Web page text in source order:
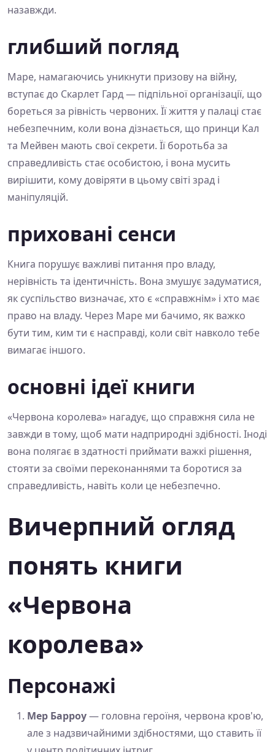
назавжди.
глибший погляд
Маре, намагаючись уникнути призову на війну,
вступає до Скарлет Гард — підпільної організації, що
бореться за рівність червоних. Її життя у палаці стає
небезпечним, коли вона дізнається, що принци Кал
та Мейвен мають свої секрети. Її боротьба за
справедливість стає особистою, і вона мусить
вирішити, кому довіряти в цьому світі зрад і
маніпуляцій.
приховані сенси
Книга порушує важливі питання про владу,
нерівність та ідентичність. Вона змушує задуматися,
як суспільство визначає, хто є «справжнім» і хто має
право на владу. Через Маре ми бачимо, як важко
бути тим, ким ти є насправді, коли світ навколо тебе
вимагає іншого.
основні ідеї книги
«Червона королева» нагадує, що справжня сила не
завжди в тому, щоб мати надприродні здібності. Іноді
вона полягає в здатності приймати важкі рішення,
стояти за своїми переконаннями та боротися за
справедливість, навіть коли це небезпечно.
Вичерпний огляд
понять книги
«Червона
королева»
Персонажі
Мер Барроу— головна героїня, червона кров'ю,
але з надзвичайними здібностями, що ставить її